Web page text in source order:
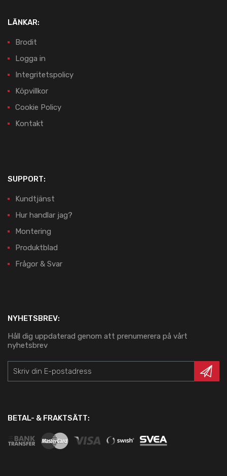
LÄNKAR:
Brodit
Logga in
Integritetspolicy
Köpvillkor
Cookie Policy
Kontakt
SUPPORT:
Kundtjänst
Hur handlar jag?
Montering
Produktblad
Frågor & Svar
NYHETSBREV:
Håll dig uppdaterad genom att prenumerera på vårt
nyhetsbrev
BETAL- & FRAKTSÄTT: